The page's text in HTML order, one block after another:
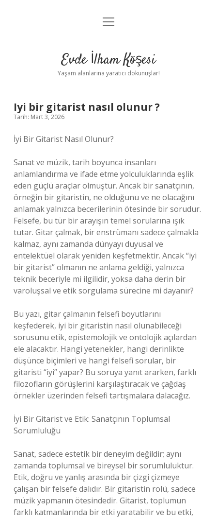
Anasayfa
Yasal Uyarı
menüyü
Evde İlham Köşesi
Yaşam alanlarına yaratıcı dokunuşlar!
Iyi bir gitarist nasıl olunur ?
Tarih: Mart 3, 2026
İyi Bir Gitarist Nasıl Olunur?
Sanat ve müzik, tarih boyunca insanları
anlamlandırma ve ifade etme yolculuklarında eşlik
eden güçlü araçlar olmuştur. Ancak bir sanatçının,
örneğin bir gitaristin, ne olduğunu ve ne olacağını
anlamak yalnızca becerilerinin ötesinde bir sorudur.
Felsefe, bu tür bir arayışın temel sorularına ışık
tutar. Gitar çalmak, bir enstrümanı sadece çalmakla
kalmaz, aynı zamanda dünyayı duyusal ve
entelektüel olarak yeniden keşfetmektir. Ancak “iyi
bir gitarist” olmanın ne anlama geldiği, yalnızca
teknik beceriyle mi ilgilidir, yoksa daha derin bir
varoluşsal ve etik sorgulama sürecine mi dayanır?
Bu yazı, gitar çalmanın felsefi boyutlarını
keşfederek, iyi bir gitaristin nasıl olunabileceği
sorusunu etik, epistemolojik ve ontolojik açılardan
ele alacaktır. Hangi yetenekler, hangi derinlikte
düşünce biçimleri ve hangi felsefi sorular, bir
gitaristi “iyi” yapar? Bu soruya yanıt ararken, farklı
filozofların görüşlerini karşılaştıracak ve çağdaş
örnekler üzerinden felsefi tartışmalara dalacağız.
İyi Bir Gitarist ve Etik: Sanatçının Toplumsal
Sorumluluğu
Sanat, sadece estetik bir deneyim değildir; aynı
zamanda toplumsal ve bireysel bir sorumluluktur.
Etik, doğru ve yanlış arasında bir çizgi çizmeye
çalışan bir felsefe dalıdır. Bir gitaristin rolü, sadece
müzik yapmanın ötesindedir. Gitarist, toplumun
farklı katmanlarında bir etki yaratabilir ve bu etki,